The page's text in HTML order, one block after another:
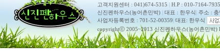
고객지원센터 : 041)674-5315 | H.P : 010-7164-7935
신진펜하우스(농어촌민박) | 대표 : 한우식| 주소 :
사업자등록번호 : 701-52-00359 대표: 한우식
copyrightⓒ 2005~2013 신진펜하우스(농어촌민박)